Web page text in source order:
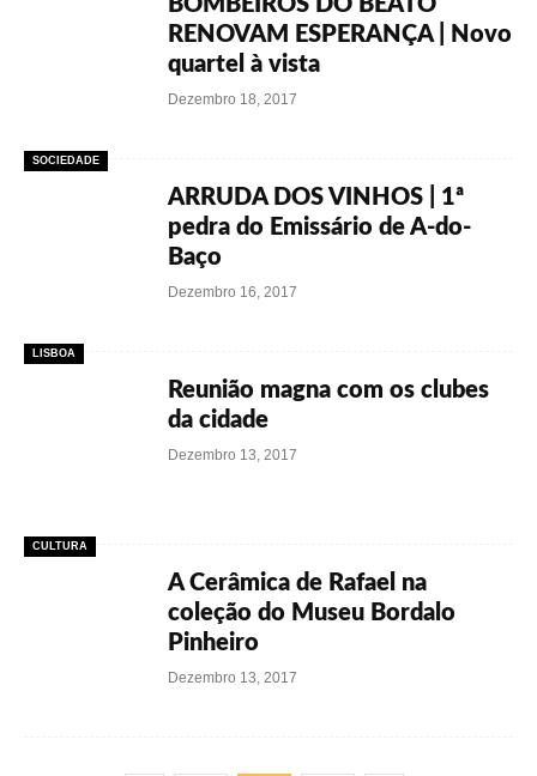
BOMBEIROS DO BEATO
RENOVAM ESPERANÇA | Novo
quartel à vista
Dezembro 18, 2017
SOCIEDADE
ARRUDA DOS VINHOS | 1ª
pedra do Emissário de A-do-
Baço
Dezembro 16, 2017
LISBOA
Reunião magna com os clubes
da cidade
Dezembro 13, 2017
CULTURA
A Cerâmica de Rafael na
coleção do Museu Bordalo
Pinheiro
Dezembro 13, 2017